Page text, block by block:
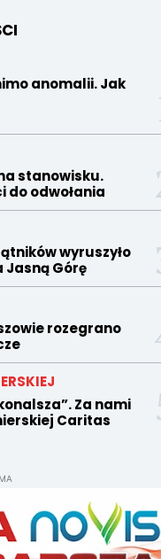
anomalii. Jak
stanowisku.
do odwołania
wyruszyło
Jasną Górę
rozegrano
Za nami
Caritas